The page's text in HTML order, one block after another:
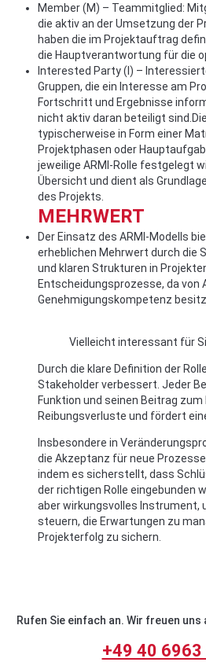
Member (M) – Teammitglied:
die aktiv an der Umsetzung der
haben die im Projektauftrag
die Hauptverantwortung für die
Interested Party (I) –
Gruppen, die ein Interesse am
Fortschritt und Ergebnisse
nicht aktiv daran beteiligt
typischerweise in Form einer
Projektphasen oder
jeweilige ARMI-Rolle festgelegt
Übersicht und dient als
des Projekts.
MEHRWERT
Der Einsatz des ARMI-Modells
erheblichen Mehrwert durch die
und klaren Strukturen in
Entscheidungsprozesse, da von
Genehmigungskompetenz
Vielleicht interessant für
Durch die klare Definition der
Stakeholder verbessert. Jeder
Funktion und seinen Beitrag
Reibungsverluste und fördert
Insbesondere in
die Akzeptanz für neue
indem es sicherstellt, dass
der richtigen Rolle eingebunden
aber wirkungsvolles Instrument,
steuern, die Erwartungen zu
Projekterfolg zu sichern.
Rufen Sie einfach an. Wir freuen
+49 40